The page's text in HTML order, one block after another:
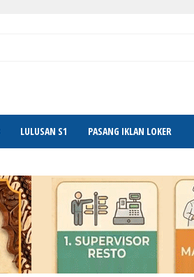
LULUSAN S1 PASANG IKLAN LOKER